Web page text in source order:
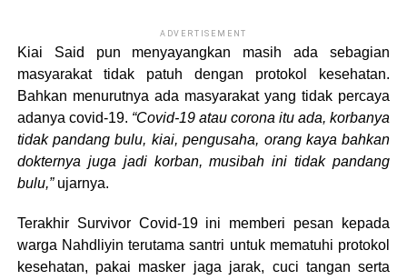
ADVERTISEMENT
Kiai Said pun menyayangkan masih ada sebagian
masyarakat tidak patuh dengan protokol kesehatan.
Bahkan menurutnya ada masyarakat yang tidak percaya
adanya covid-19. “Covid-19 atau corona itu ada, korbanya
tidak pandang bulu, kiai, pengusaha, orang kaya bahkan
dokternya juga jadi korban, musibah ini tidak pandang
bulu,”ujarnya.
Terakhir Survivor Covid-19 ini memberi pesan kepada
warga Nahdliyin terutama santri untuk mematuhi protokol
kesehatan, pakai masker jaga jarak, cuci tangan serta